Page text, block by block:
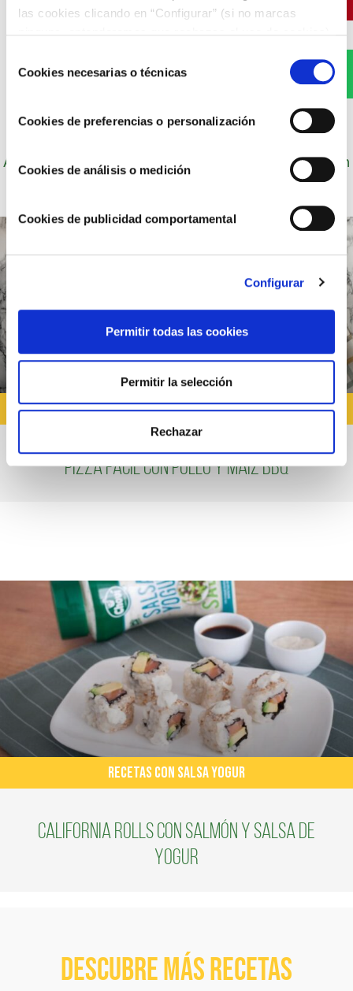
las cookies clicando en “Configurar” (si no marcas
COOKIES.
deCookies necesarias o técnicas
Cookies de preferencias o personalización
Cookies de análisis o medición
Cookies de publicidad comportamental
Configurar
Permitir todas las cookies
Permitir la selección
Rechazar
WhatsApp
Autor: Cocineros de Choví, expertos en recetas con
salsas para el disfrute.
RECETAS QUE HAGAN NIÑOS
Pizza fácil con pollo y maíz BBQ
RECETAS CON SALSA YOGUR
California rolls con salmón y salsa de
yogur
Descubre más recetas